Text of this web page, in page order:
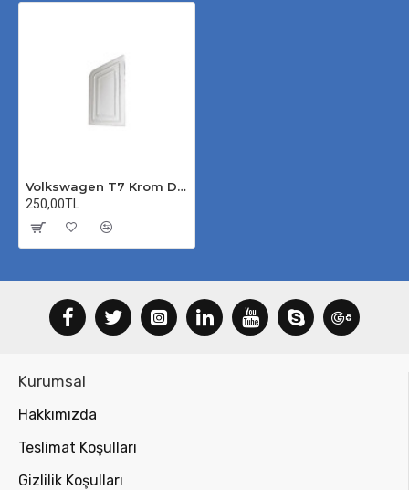
Volkswagen T7 Krom Depo Kapağı
250,00TL
Kurumsal
Hakkımızda
Teslimat Koşulları
Gizlilik Koşulları